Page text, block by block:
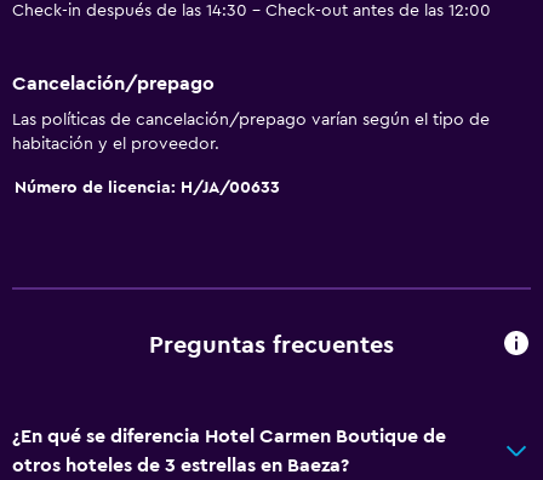
Plantas superiores accesibles por ascensor
Baño
Ducha
Baño privado
Vista a una calle tranquila
Piso de parquet o madera noble
Check-in después de las 14:30 - Check-out antes de las 12:00
Cancelación/prepago
Las políticas de cancelación/prepago varían según el tipo de
habitación y el proveedor.
Número de licencia: H/JA/00633
Preguntas frecuentes
¿En qué se diferencia Hotel Carmen Boutique de
otros hoteles de 3 estrellas en Baeza?